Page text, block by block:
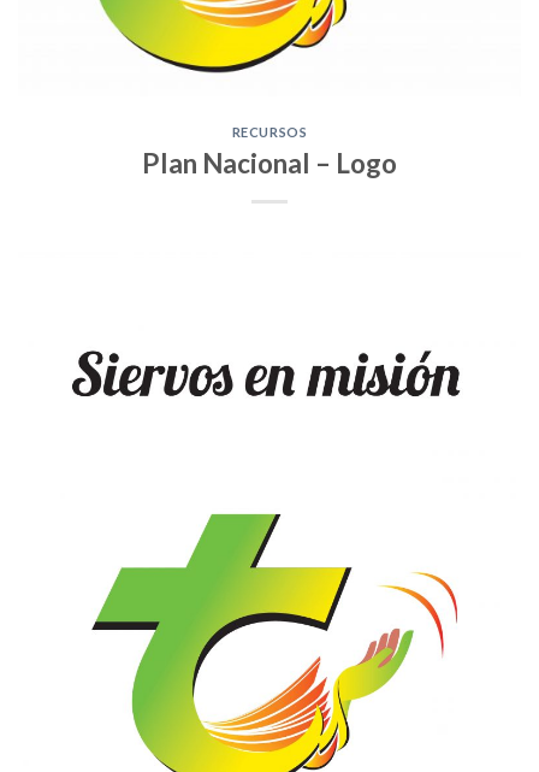
RECURSOS
Plan Nacional – Logo